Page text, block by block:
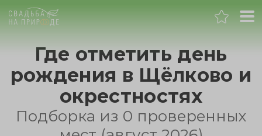
Москва
Банкет
Где отметить день
рождения в Щёлково и
окрестностях
Подборка из 0 проверенных